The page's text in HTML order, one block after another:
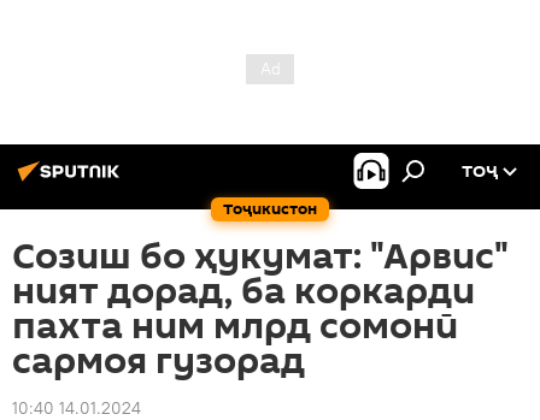
Тоҷикистон
ТОҶ
Созиш бо ҳукумат: "Арвис"
ният дорад, ба коркарди
пахта ним млрд сомонӣ
сармоя гузорад
10:40 14.01.2024